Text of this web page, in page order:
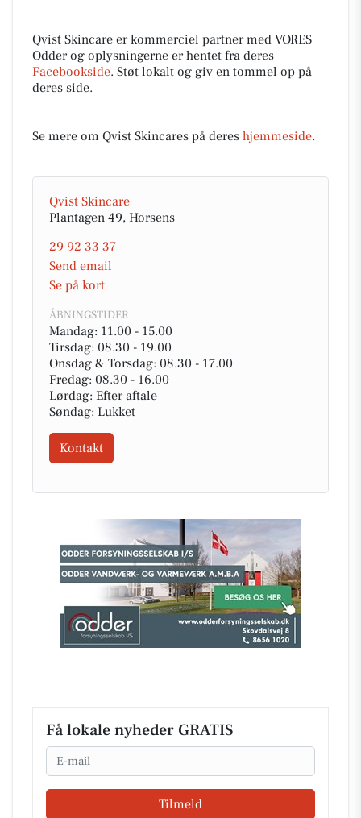
Qvist Skincare er kommerciel partner med VORES
Odder og oplysningerne er hentet fra deres
Facebookside. Støt lokalt og giv en tommel op på
deres side.
Se mere om Qvist Skincares på deres hjemmeside.
Qvist Skincare
Plantagen 49, Horsens
29 92 33 37
Send email
Se på kort
ÅBNINGSTIDER
Mandag: 11.00 - 15.00
Tirsdag: 08.30 - 19.00
Onsdag & Torsdag: 08.30 - 17.00
Fredag: 08.30 - 16.00
Lørdag: Efter aftale
Søndag: Lukket
Kontakt
Få lokale nyheder GRATIS
Email
Tilmeld